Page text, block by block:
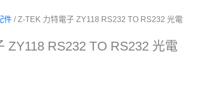
件 / Z-TEK 力特電子 ZY118 RS232 TO RS232 光電
ZY118 RS232 TO RS232 光電